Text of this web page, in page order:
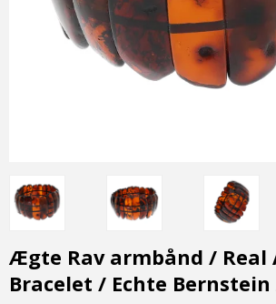
Ægte Rav armbånd / Real
Bracelet / Echte